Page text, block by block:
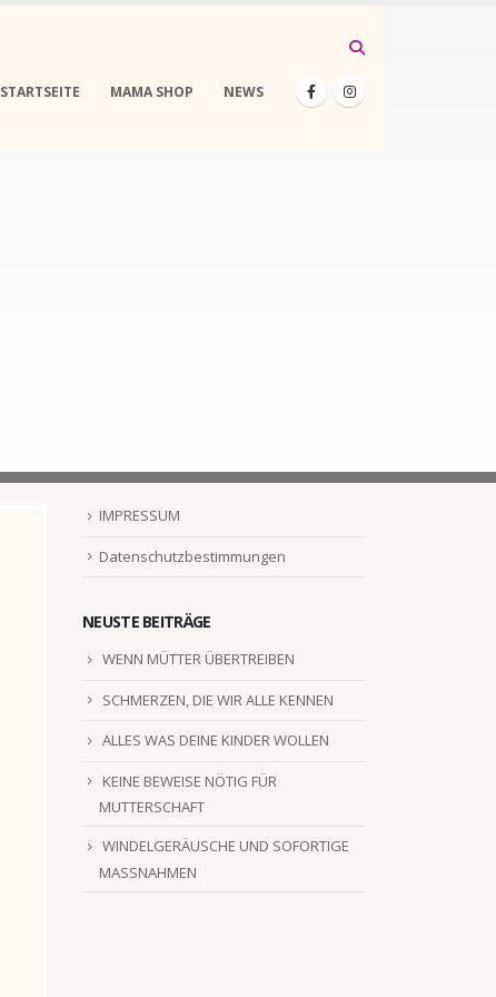
STARTSEITE MAMA SHOP NEWS
IMPRESSUM
Datenschutzbestimmungen
NEUSTE BEITRÄGE
WENN MÜTTER ÜBERTREIBEN
SCHMERZEN, DIE WIR ALLE KENNEN
ALLES WAS DEINE KINDER WOLLEN
KEINE BEWEISE NÖTIG FÜR
MUTTERSCHAFT
WINDELGERÄUSCHE UND SOFORTIGE
MASSNAHMEN